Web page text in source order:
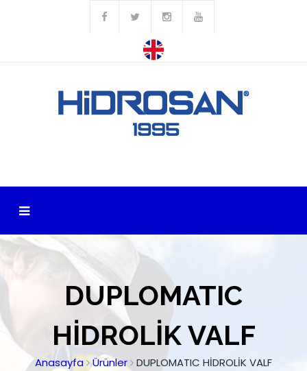
DUPLOMATIC
HİDROLİK VALF
Anasayfa Ürünler DUPLOMATIC HİDROLİK VALF